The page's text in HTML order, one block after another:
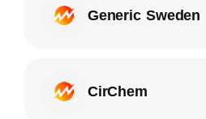
Generic Sweden
CirChem